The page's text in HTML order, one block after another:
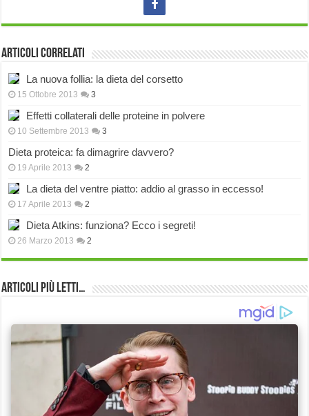
Articoli correlati
La nuova follia: la dieta del corsetto
15 Ottobre 2013 3
Effetti collaterali delle proteine in polvere
10 Settembre 2013 3
Dieta proteica: fa dimagrire davvero?
19 Aprile 2013 2
La dieta del ventre piatto: addio al grasso in eccesso!
17 Aprile 2013 2
Dieta Atkins: funziona? Ecco i segreti!
26 Marzo 2013 2
Articoli più Letti…